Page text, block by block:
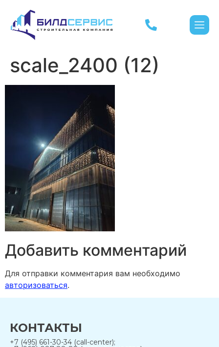
scale_2400 (12)
Добавить комментарий
Для отправки комментария вам необходимо
авторизоваться.
КОНТАКТЫ
+7 (495) 661-30-34 (call-center);